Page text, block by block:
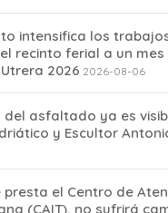
intensifica los
recinto ferial a un mes
2026 2026-08-06
del asfaltado ya es
y Escultor
presta el Centro de
(CAIT), no sufrirá